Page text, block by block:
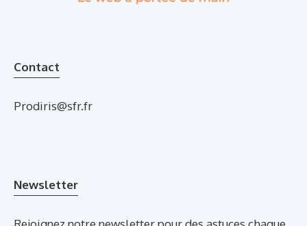
Contact
Prodiris@sfr.fr
Newsletter